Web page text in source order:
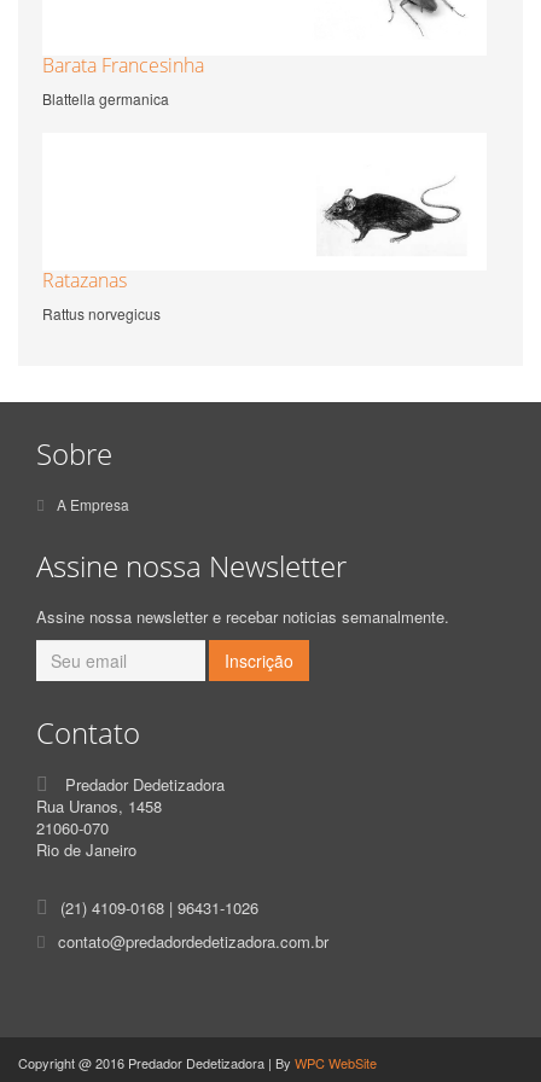
Barata Francesinha
Blattella germanica
Ratazanas
Rattus norvegicus
Sobre
A Empresa
Assine nossa Newsletter
Assine nossa newsletter e recebar noticias semanalmente.
Contato
Predador Dedetizadora
Rua Uranos, 1458
21060-070
Rio de Janeiro
(21) 4109-0168 | 96431-1026
contato@predadordedetizadora.com.br
Copyright @ 2016 Predador Dedetizadora | By WPC WebSite